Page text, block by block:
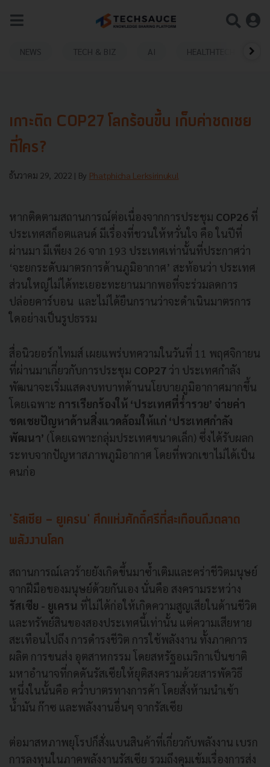
NEWS TECH & BIZ AI HEALTHTECH
เกาะติด COP27 โลกร้อนขึ้น เก็บค่าชดเชย
ที่ใคร?
ธันวาคม 29, 2022 | By Phatphicha Lerksirinukul
หากติดตามสถานการณ์ต่อเนื่องจากการประชุม COP26 ที่
ประเทศสก็อตแลนด์ มีเรื่องที่ชวนให้หวั่นใจ คือ ในปีที่
ผ่านมา มีเพียง 26 จาก 193 ประเทศเท่านั้นที่ประกาศว่า
‘จะยกระดับมาตรการด้านภูมิอากาศ’ สะท้อนว่า ประเทศ
ส่วนใหญ่ไม่ได้ทะเยอะทะยานมากพอที่จะร่วมลดการ
ปล่อยคาร์บอน และไม่ได้ยืนกรานว่าจะดำเนินมาตรการ
ใดอย่างเป็นรูปธรรม
สื่อนิวยอร์กไทมส์ เผยแพร่บทความในวันที่ 11 พฤศจิกายน
ที่ผ่านมาเกี่ยวกับการประชุม COP27 ว่า ประเทศกำลัง
พัฒนาจะเริ่มแสดงบทบาทด้านนโยบายภูมิอากาศมากขึ้น
โดยเฉพาะ การเรียกร้องให้ ‘ประเทศที่ร่ำรวย’ จ่ายค่า
ชดเชยปัญหาด้านสิ่งแวดล้อมให้แก่ ‘ประเทศกำลัง
พัฒนา’ (โดยเฉพาะกลุ่มประเทศขนาดเล็ก) ซึ่งได้รับผลก
ระทบจากปัญหาสภาพภูมิอากาศ โดยที่พวกเขาไม่ได้เป็น
คนก่อ
'รัสเซีย - ยูเครน' ศึกแห่งศักดิ์ศรีที่สะเทือนถึงตลาด
พลังงานโลก
สถานการณ์เลวร้ายยังเกิดขึ้นมาซ้ำเติมและคร่าชีวิตมนุษย์
จากฝีมือของมนุษย์ด้วยกันเอง นั่นคือ สงครามระหว่าง
รัสเซีย - ยูเครน ที่ไม่ได้ก่อให้เกิดความสูญเสียในด้านชีวิต
และทรัพย์สินของสองประเทศนี้เท่านั้น แต่ความเสียหาย
สะเทือนไปถึง การดำรงชีวิต การใช้พลังงาน ทั้งภาคการ
ผลิต การขนส่ง อุตสาหกรรม โดยสหรัฐอเมริกาเป็นชาติ
มหาอำนาจที่กดดันรัสเซียให้ยุติสงครามด้วยสารพัดวิธี
หนึ่งในนั้นคือ คว่ำบาตรทางการค้า โดยสั่งห้ามนำเข้า
น้ำมัน ก๊าซ และพลังงานอื่นๆ จากรัสเซีย
ต่อมาสหภาพยุโรปก็สั่งแบนสินค้าที่เกี่ยวกับพลังงาน เบรก
การลงทุนในภาคพลังงานรัสเซีย รวมถึงคุมเข้มเรื่องการส่ง